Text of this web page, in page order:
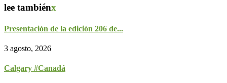
lee tambiénx
Presentación de la edición 206 de...
3 agosto, 2026
Calgary #Canadá